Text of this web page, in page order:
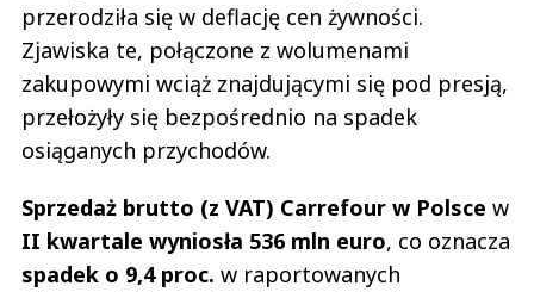
przerodziła się w deflację cen żywności.
Zjawiska te, połączone z wolumenami
zakupowymi wciąż znajdującymi się pod presją,
przełożyły się bezpośrednio na spadek
osiąganych przychodów.
Sprzedaż brutto (z VAT) Carrefour w Polsce w
II kwartale wyniosła 536 mln euro, co oznacza
spadek o 9,4 proc. w raportowanych